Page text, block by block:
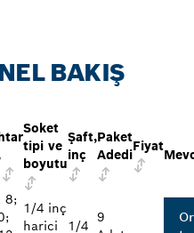
BAKIŞ
Soket
tipi ve
boyutu
Şaft,
inç
Paket
Adedi
Fiyat
8;
1/4 inç
harici
1/4
9